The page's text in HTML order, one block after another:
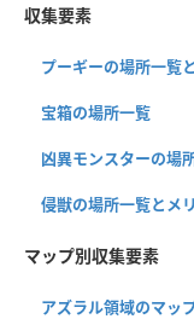
収集要素
プーギーの場所一覧
宝箱の場所一覧
凶異モンスターの場
侵獣の場所一覧とメ
マップ別収集要素
アズラル領域のマッ